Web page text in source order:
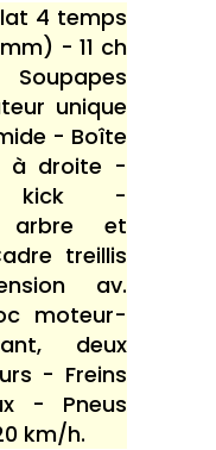
4 temps
- 11 ch
unique
- Boîte
à droite -
kick -
arbre et
treillis
av.
moteur-
deux
- Freins
- Pneus
km/h.